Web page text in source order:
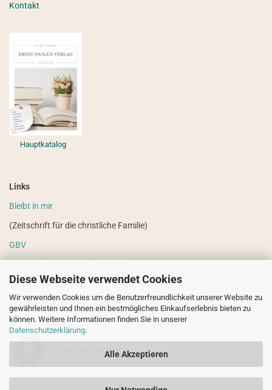
Diese Webseite verwendet Cookies
Wir verwenden Cookies um die Benutzerfreundlichkeit unserer Website zu
gewährleisten und Ihnen ein bestmögliches Einkaufserlebnis bieten zu
können. Weitere Informationen finden Sie in unserer
Datenschutzerklärung.
Alle Akzeptieren
Kontakt
Hauptkatalog
Links
Bleibt in mir
(Zeitschrift für die christliche Familie)
GBV
VdHS
(weitere evangelistische Literatur)
Sicher einkaufen!